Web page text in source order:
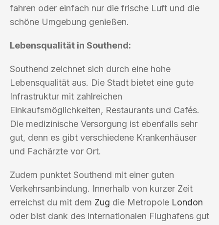
fahren oder einfach nur die frische Luft und die
schöne Umgebung genießen.
Lebensqualität in Southend:
Southend zeichnet sich durch eine hohe
Lebensqualität aus. Die Stadt bietet eine gute
Infrastruktur mit zahlreichen
Einkaufsmöglichkeiten, Restaurants und Cafés.
Die medizinische Versorgung ist ebenfalls sehr
gut, denn es gibt verschiedene Krankenhäuser
und Fachärzte vor Ort.
Zudem punktet Southend mit einer guten
Verkehrsanbindung. Innerhalb von kurzer Zeit
erreichst du mit dem Zug die Metropole London
oder bist dank des internationalen Flughafens gut